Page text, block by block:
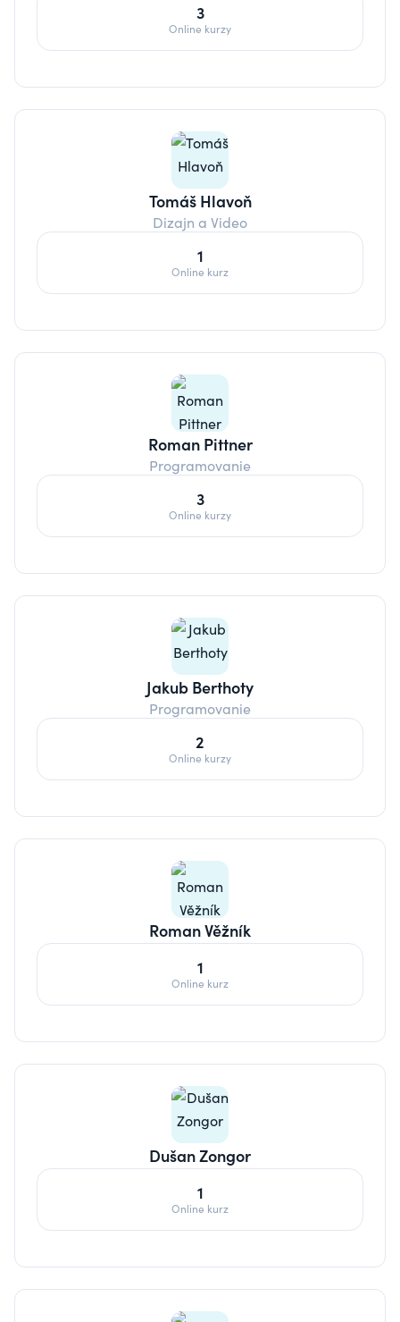
3
Online kurzy
Tomáš Hlavoň
Dizajn a Video
1
Online kurz
Roman Pittner
Programovanie
3
Online kurzy
Jakub Berthoty
Programovanie
2
Online kurzy
Roman Věžník
1
Online kurz
Dušan Zongor
1
Online kurz